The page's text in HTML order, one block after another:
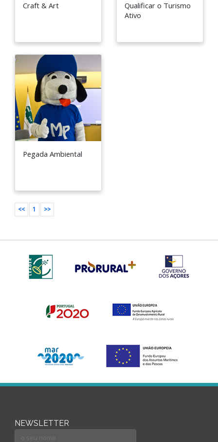
Craft & Art
Qualificar o Turismo
Ativo
Pegada Ambiental
<< 1 >>
NEWSLETTER